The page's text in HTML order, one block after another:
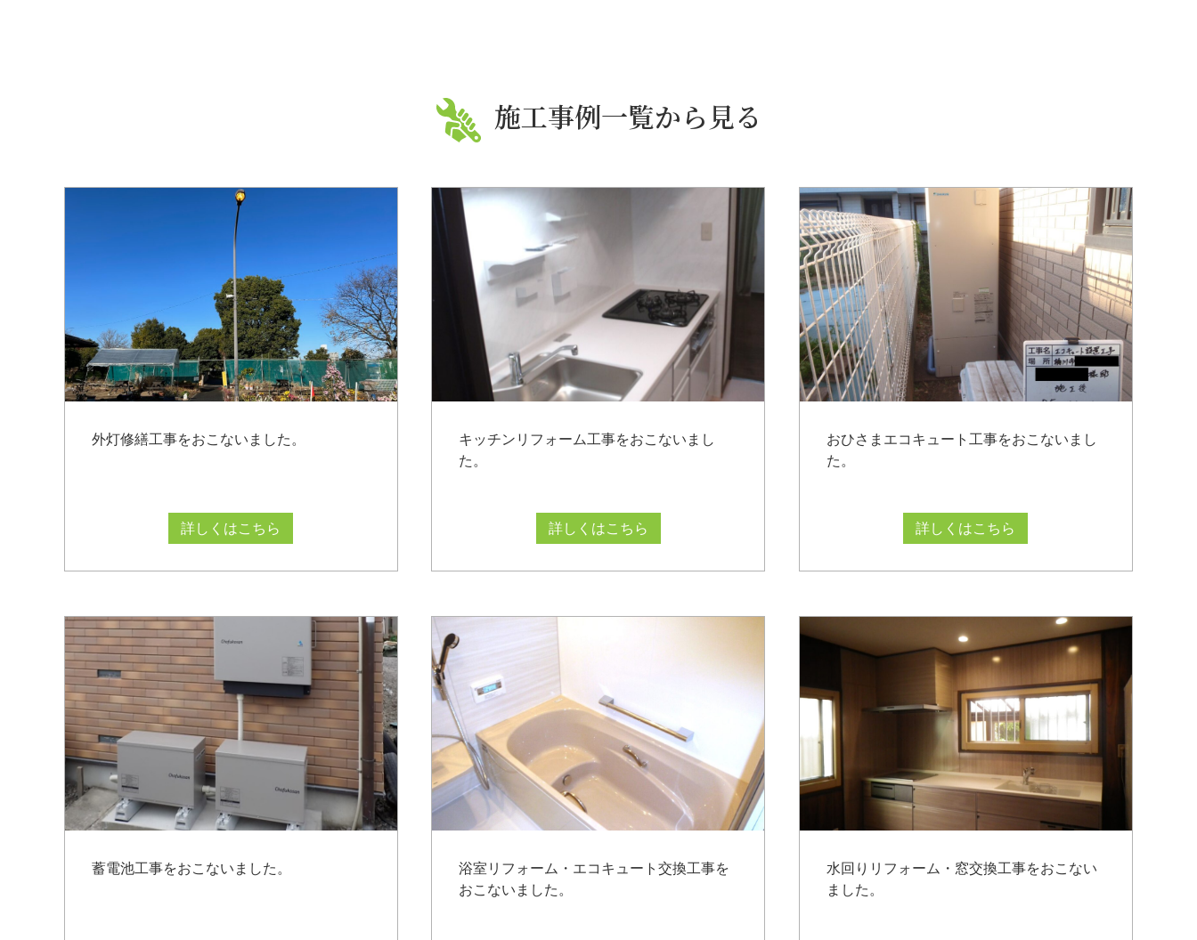
施工事例一覧から見る
外灯修繕工事をおこないました。
詳しくはこちら
キッチンリフォーム工事をおこないまし
た。
詳しくはこちら
おひさまエコキュート工事をおこないまし
た。
詳しくはこちら
蓄電池工事をおこないました。
浴室リフォーム・エコキュート交換工事を
おこないました。
水回りリフォーム・窓交換工事をおこない
ました。